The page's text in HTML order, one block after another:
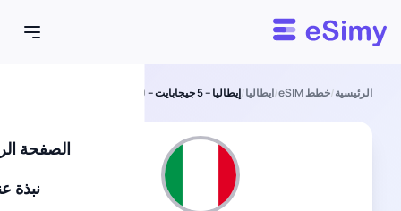
Esimy
الصفحة
نبذة
الرئيسية/خطط eSIM /ايطاليا/إيطاليا – 5 جيجابايت – 30 يومًا